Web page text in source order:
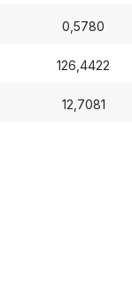
0,5780
126,4422
12,7081